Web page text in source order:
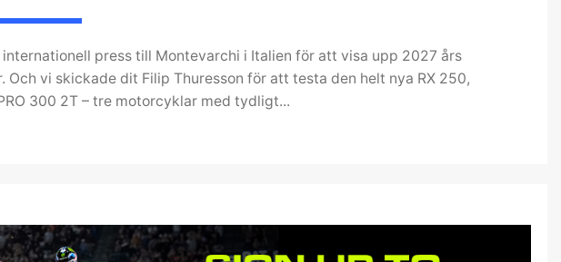
press till Montevarchi i Italien för att visa upp 2027 års
Och vi skickade dit Filip Thuresson för att testa den helt nya RX 250,
300 2T – tre motorcyklar med tydligt...